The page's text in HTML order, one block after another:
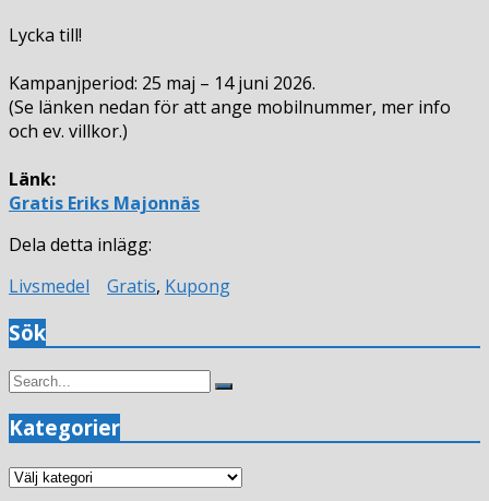
Lycka till!
Kampanjperiod: 25 maj – 14 juni 2026.
(Se länken nedan för att ange mobilnummer, mer info
och ev. villkor.)
Länk:
Gratis Eriks Majonnäs
Dela detta inlägg:
Livsmedel
Gratis, Kupong
Sök
Search
Search
Kategorier
Kategorier